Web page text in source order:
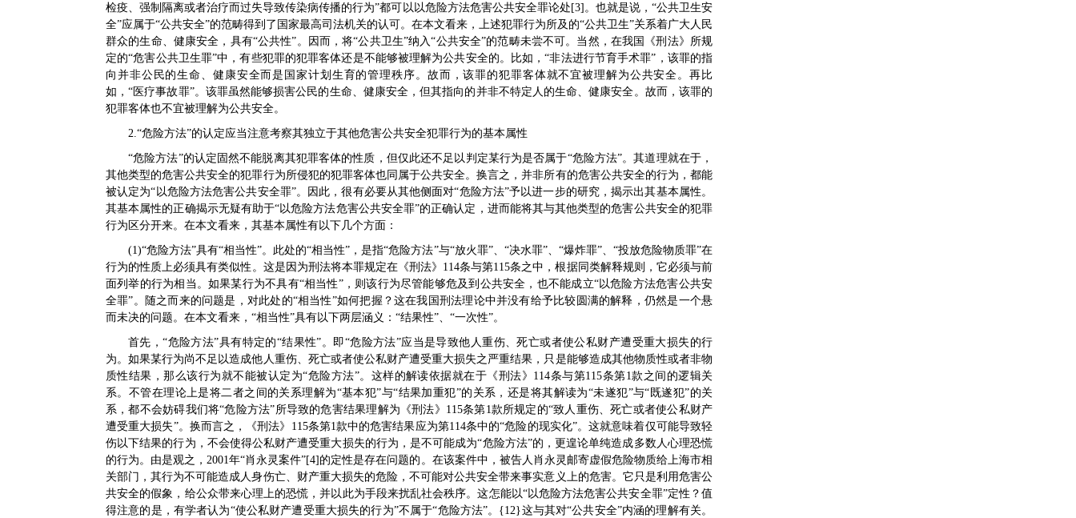
检疫、强制隔离或者治疗而过失导致传染病传播的行为”都可以以危险方法危害公共安全罪论处[3]。也就是说，“公共卫生安
全”应属于“公共安全”的范畴得到了国家最高司法机关的认可。在本文看来，上述犯罪行为所及的“公共卫生”关系着广大人民
群众的生命、健康安全，具有“公共性”。因而，将“公共卫生”纳入“公共安全”的范畴未尝不可。当然，在我国《刑法》所规
定的“危害公共卫生罪”中，有些犯罪的犯罪客体还是不能够被理解为公共安全的。比如，“非法进行节育手术罪”，该罪的指
向并非公民的生命、健康安全而是国家计划生育的管理秩序。故而，该罪的犯罪客体就不宜被理解为公共安全。再比
如，“医疗事故罪”。该罪虽然能够损害公民的生命、健康安全，但其指向的并非不特定人的生命、健康安全。故而，该罪的
犯罪客体也不宜被理解为公共安全。
2.“危险方法”的认定应当注意考察其独立于其他危害公共安全犯罪行为的基本属性
“危险方法”的认定固然不能脱离其犯罪客体的性质，但仅此还不足以判定某行为是否属于“危险方法”。其道理就在于，
其他类型的危害公共安全的犯罪行为所侵犯的犯罪客体也同属于公共安全。换言之，并非所有的危害公共安全的行为，都能
被认定为“以危险方法危害公共安全罪”。因此，很有必要从其他侧面对“危险方法”予以进一步的研究，揭示出其基本属性。
其基本属性的正确揭示无疑有助于“以危险方法危害公共安全罪”的正确认定，进而能将其与其他类型的危害公共安全的犯罪
行为区分开来。在本文看来，其基本属性有以下几个方面：
(1)“危险方法”具有“相当性”。此处的“相当性”，是指“危险方法”与“放火罪”、“决水罪”、“爆炸罪”、“投放危险物质罪”在
行为的性质上必须具有类似性。这是因为刑法将本罪规定在《刑法》114条与第115条之中，根据同类解释规则，它必须与前
面列举的行为相当。如果某行为不具有“相当性”，则该行为尽管能够危及到公共安全，也不能成立“以危险方法危害公共安
全罪”。随之而来的问题是，对此处的“相当性”如何把握？这在我国刑法理论中并没有给予比较圆满的解释，仍然是一个悬
而未决的问题。在本文看来，“相当性”具有以下两层涵义：“结果性”、“一次性”。
首先，“危险方法”具有特定的“结果性”。即“危险方法”应当是导致他人重伤、死亡或者使公私财产遭受重大损失的行
为。如果某行为尚不足以造成他人重伤、死亡或者使公私财产遭受重大损失之严重结果，只是能够造成其他物质性或者非物
质性结果，那么该行为就不能被认定为“危险方法”。这样的解读依据就在于《刑法》114条与第115条第1款之间的逻辑关
系。不管在理论上是将二者之间的关系理解为“基本犯”与“结果加重犯”的关系，还是将其解读为“未遂犯”与“既遂犯”的关
系，都不会妨碍我们将“危险方法”所导致的危害结果理解为《刑法》115条第1款所规定的“致人重伤、死亡或者使公私财产
遭受重大损失”。换而言之，《刑法》115条第1款中的危害结果应为第114条中的“危险的现实化”。这就意味着仅可能导致轻
伤以下结果的行为，不会使得公私财产遭受重大损失的行为，是不可能成为“危险方法”的，更遑论单纯造成多数人心理恐慌
的行为。由是观之，2001年“肖永灵案件”[4]的定性是存在问题的。在该案件中，被告人肖永灵邮寄虚假危险物质给上海市相
关部门，其行为不可能造成人身伤亡、财产重大损失的危险，不可能对公共安全带来事实意义上的危害。它只是利用危害公
共安全的假象，给公众带来心理上的恐慌，并以此为手段来扰乱社会秩序。这怎能以“以危险方法危害公共安全罪”定性？值
得注意的是，有学者认为“使公私财产遭受重大损失的行为”不属于“危险方法”。{12}这与其对“公共安全”内涵的理解有关。